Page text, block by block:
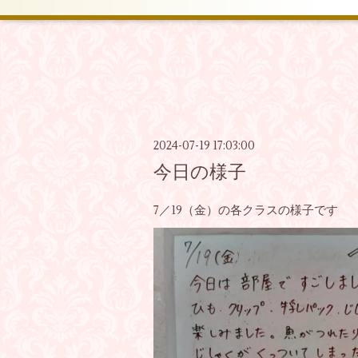
2024-07-19 17:03:00
今日の様子
7／19（金）の各クラスの様子です